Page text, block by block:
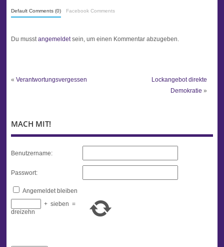
Default Comments (0) Facebook Comments
Du musstangemeldetsein, um einen Kommentar abzugeben.
« Verantwortungsvergessen
Lockangebot direkte
Demokratie »
MACH MIT!
Benutzername:
Passwort:
Angemeldet bleiben
+ sieben =
dreizehn